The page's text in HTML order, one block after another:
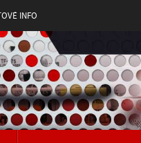
INFO